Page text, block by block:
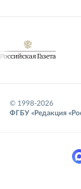
© 1998-2026
ФГБУ «Редакция